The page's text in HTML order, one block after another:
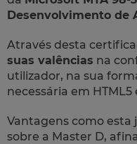
Desenvolvimento de
Através desta
suas valências na
utilizador, na sua
necessária em HTML5
Vantagens como esta
sobre a Master D,